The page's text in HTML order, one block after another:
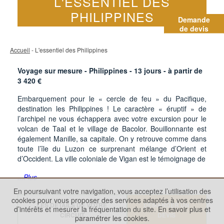
Demande
de devis
PHILIPPINES
Accueil - L'essentiel des Philippines
Voyage sur mesure - Philippines - 13 jours - à partir de
3 420 €
Embarquement pour le « cercle de feu » du Pacifique,
destination les Philippines ! Le caractère « éruptif » de
l’archipel ne vous échappera avec votre excursion pour le
volcan de Taal et le village de Bacolor. Bouillonnante est
également Manille, sa capitale. On y retrouve comme dans
toute l’île du Luzon ce surprenant mélange d’Orient et
d’Occident. La ville coloniale de Vigan est le témoignage de
...Plus
LES DÉTAILS DE VOTRE
CIRCUIT
DEMANDER UN
En poursuivant votre navigation, vous acceptez l’utilisation des
cookies pour vous proposer des services adaptés à vos centres
d’intérêts et mesurer la fréquentation du site. En savoir plus et
paramétrer les cookies.